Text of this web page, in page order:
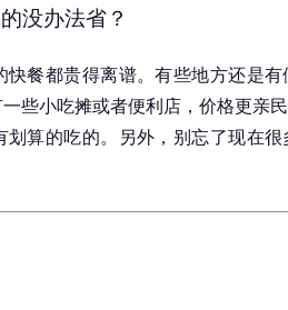
没办法省？
餐都贵得离谱。有些地方还是
些小吃摊或者便利店，价格更亲
算的吃的。另外，别忘了现在